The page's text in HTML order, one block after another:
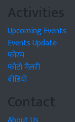
Activities
Upcoming Events
Events Update
फोरम
फोटो गैलरी
वीडियो
Contact